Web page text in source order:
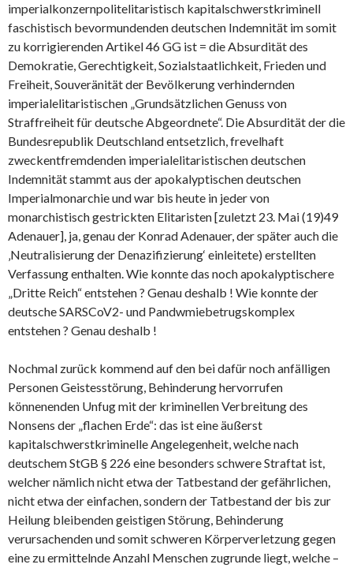
imperialkonzernpolitelitaristisch kapitalschwerstkriminell
faschistisch bevormundenden deutschen Indemnität im somit
zu korrigierenden Artikel 46 GG ist = die Absurdität des
Demokratie, Gerechtigkeit, Sozialstaatlichkeit, Frieden und
Freiheit, Souveränität der Bevölkerung verhindernden
imperialelitaristischen „Grundsätzlichen Genuss von
Straffreiheit für deutsche Abgeordnete“. Die Absurdität der die
Bundesrepublik Deutschland entsetzlich, frevelhaft
zweckentfremdenden imperialelitaristischen deutschen
Indemnität stammt aus der apokalyptischen deutschen
Imperialmonarchie und war bis heute in jeder von
monarchistisch gestrickten Elitaristen [zuletzt 23. Mai (19)49
Adenauer], ja, genau der Konrad Adenauer, der später auch die
‚Neutralisierung der Denazifizierung‘ einleitete) erstellten
Verfassung enthalten. Wie konnte das noch apokalyptischere
„Dritte Reich“ entstehen ? Genau deshalb ! Wie konnte der
deutsche SARSCoV2- und Pandwmiebetrugskomplex
entstehen ? Genau deshalb !
Nochmal zurück kommend auf den bei dafür noch anfälligen
Personen Geistesstörung, Behinderung hervorrufen
könnenenden Unfug mit der kriminellen Verbreitung des
Nonsens der „flachen Erde“: das ist eine äußerst
kapitalschwerstkriminelle Angelegenheit, welche nach
deutschem StGB § 226 eine besonders schwere Straftat ist,
welcher nämlich nicht etwa der Tatbestand der gefährlichen,
nicht etwa der einfachen, sondern der Tatbestand der bis zur
Heilung bleibenden geistigen Störung, Behinderung
verursachenden und somit schweren Körperverletzung gegen
eine zu ermittelnde Anzahl Menschen zugrunde liegt, welche –